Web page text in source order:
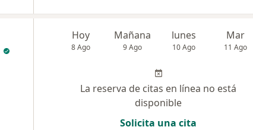
Hoy
8 Ago
Mañana
9 Ago
lunes
10 Ago
Mar
11 Ago
La reserva de citas en línea no está
disponible
Solicita una cita